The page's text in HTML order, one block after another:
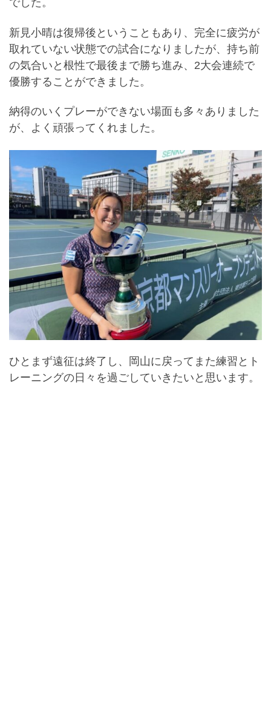
でした。
新見小晴は復帰後ということもあり、完全に疲労が
取れていない状態での試合になりましたが、持ち前
の気合いと根性で最後まで勝ち進み、2大会連続で
優勝することができました。
納得のいくプレーができない場面も多々ありました
が、よく頑張ってくれました。
ひとまず遠征は終了し、岡山に戻ってまた練習とト
レーニングの日々を過ごしていきたいと思います。